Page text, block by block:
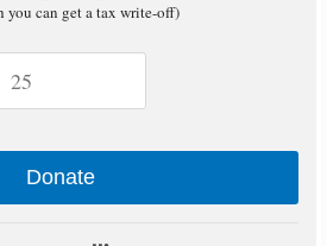
you can get a tax write-off)
Donate